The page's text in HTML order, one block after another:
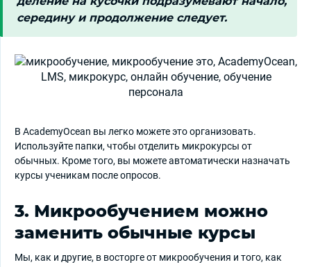
середину и продолжение следует.
В AcademyOcean вы легко можете это организовать.
Используйте папки, чтобы отделить микрокурсы от
обычных. Кроме того, вы можете автоматически назначать
курсы ученикам после опросов.
3. Микрообучением можно
заменить обычные курсы
Мы, как и другие, в восторге от микрообучения и того, как